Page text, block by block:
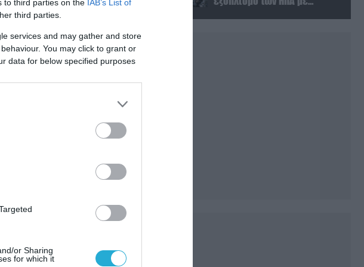
to third parties on the IAB’s List of
third parties.
services and may gather and store
You may click to grant or
data for below specified purposes
or Sharing
for which it
σκάφους των
μέσο
οι
με το
εντός
IN WATER.
AREA:
WI
μισθοφόρους – Δείτε βίντεο